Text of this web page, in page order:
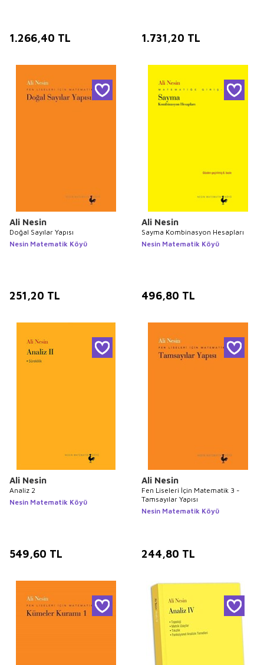
1.266,40 TL 1.731,20 TL
Ali Nesin
Doğal Sayılar Yapısı
Nesin Matematik Köyü
251,20 TL
Ali Nesin
Sayma Kombinasyon Hesapları
Nesin Matematik Köyü
496,80 TL
Ali Nesin
Analiz 2
Nesin Matematik Köyü
549,60 TL
Ali Nesin
Fen Liseleri İçin Matematik 3 -
Tamsayılar Yapısı
Nesin Matematik Köyü
244,80 TL